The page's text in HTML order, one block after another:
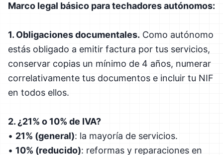
Marco legal básico para techadores autónomos:
1. Obligaciones documentales. Como autónomo
estás obligado a emitir factura por tus servicios,
conservar copias un mínimo de 4 años, numerar
correlativamente tus documentos e incluir tu NIF
en todos ellos.
2. ¿21% o 10% de IVA?
• 21% (general): la mayoría de servicios.
• 10% (reducido): reformas y reparaciones en